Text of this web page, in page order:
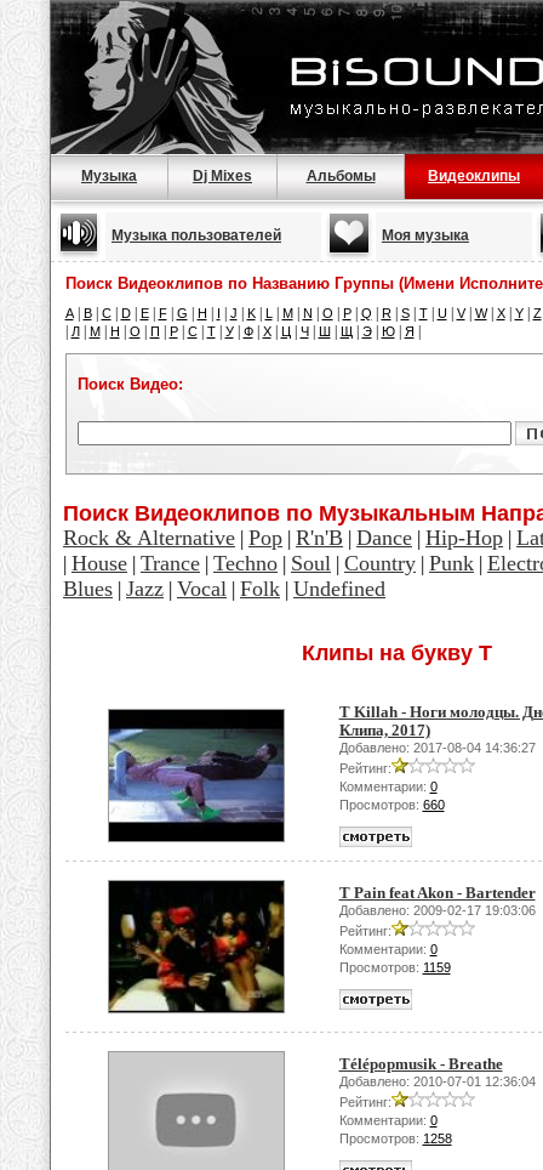
Музыка Dj Mixes Альбомы Видеоклипы
Музыка пользователей Моя музыка
Поиск Видеоклипов по Названию Группы (Имени
A| B| C| D| E| F| G H I J K| L | M| N O P| Q R| S| T| U| V| W| X| Y| Z
Л| М| Н О П Р| С| Т| У| Ф| Х| Ц| Ч| Ш| Щ| Э| Ю| Я
Поиск Видео:
Поиск Видеоклипов по Музыкальным
Rock & Alternative | Pop | R'n'B | Dance | Hip-Hop |
| House | Trance | Techno | Soul | Country | Punk |
Blues | Jazz | Vocal | Folk | Undefined
Клипы на букву T
T Killah - Ноги молодцы.
Клипа, 2017)
Добавлено: 2017-08-04 14:36:27
Рейтинг:
Комментарии: 0
Просмотров: 660
T Pain feat Akon - Bartender
Добавлено: 2009-02-17 19:03:06
Рейтинг:
Комментарии: 0
Просмотров: 1159
Télépopmusik - Breathe
Добавлено: 2010-07-01 12:36:04
Рейтинг:
Комментарии: 0
Просмотров: 1258